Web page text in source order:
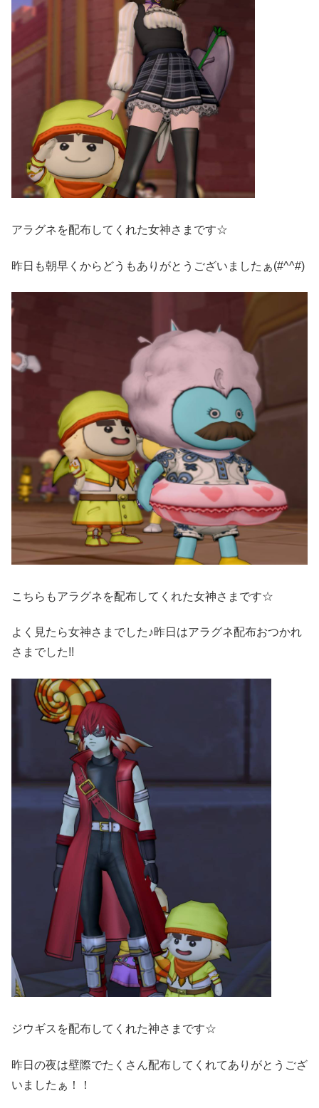
アラグネを配布してくれた女神さまです☆
昨日も朝早くからどうもありがとうございましたぁ(#^^#)
こちらもアラグネを配布してくれた女神さまです☆
よく見たら女神さまでした♪昨日はアラグネ配布おつかれ
さまでした!!
ジウギスを配布してくれた神さまです☆
昨日の夜は壁際でたくさん配布してくれてありがとうござ
いましたぁ！！